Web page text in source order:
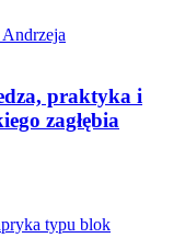
praktyka i
zagłębia